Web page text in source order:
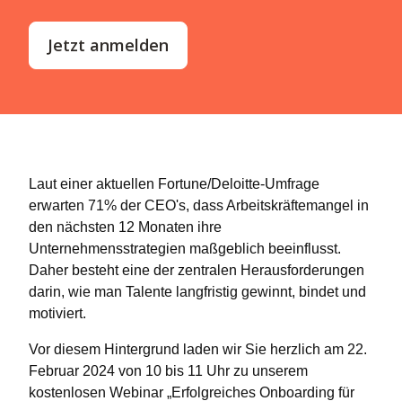
Jetzt anmelden
Laut einer aktuellen Fortune/Deloitte-Umfrage
erwarten 71% der CEO's, dass Arbeitskräftemangel in
den nächsten 12 Monaten ihre
Unternehmensstrategien maßgeblich beeinflusst.
Daher besteht eine der zentralen Herausforderungen
darin, wie man Talente langfristig gewinnt, bindet und
motiviert.
Vor diesem Hintergrund laden wir Sie herzlich am 22.
Februar 2024 von 10 bis 11 Uhr zu unserem
kostenlosen Webinar „Erfolgreiches Onboarding für